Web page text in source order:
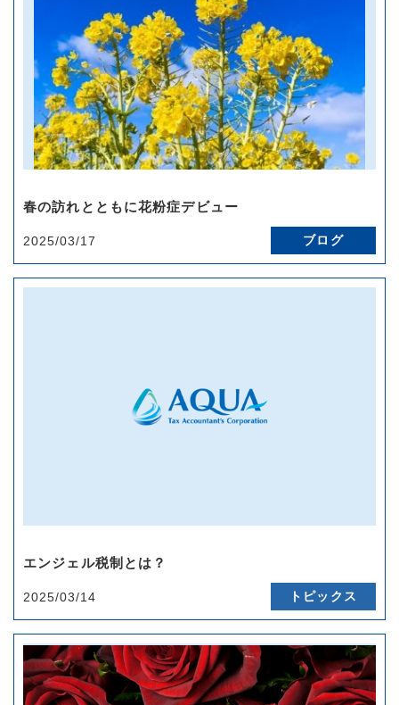
春の訪れとともに花粉症デビュー
2025/03/17 ブログ
エンジェル税制とは？
2025/03/14 トピックス